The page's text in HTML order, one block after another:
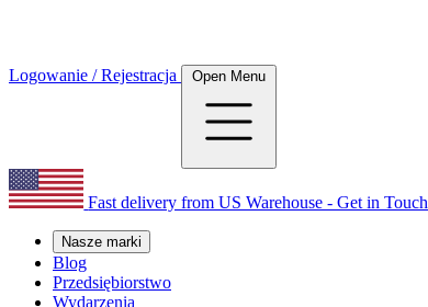
Logowanie / Rejestracja Open Menu
Fast delivery from US Warehouse - Get in Touch
Nasze marki
Blog
Przedsiębiorstwo
Wydarzenia